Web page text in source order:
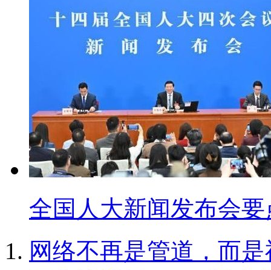
全国人大新闻发布会
网络不再是管道，而